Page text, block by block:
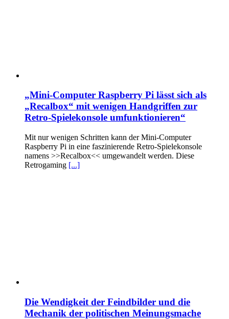
„Mini-Computer Raspberry Pi lässt sich als
„Recalbox“ mit wenigen Handgriffen zur
Retro-Spielekonsole umfunktionieren“
Mit nur wenigen Schritten kann der Mini-Computer
Raspberry Pi in eine faszinierende Retro-Spielekonsole
namens >>Recalbox<< umgewandelt werden. Diese
Retrogaming [...]
Die Wendigkeit der Feindbilder und die
Mechanik der politischen Meinungsmache